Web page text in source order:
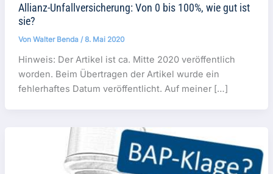
Allianz-Unfallversicherung: Von 0 bis 100%, wie gut ist
sie?
Von Walter Benda /8. Mai 2020
Hinweis: Der Artikel ist ca. Mitte 2020 veröffentlich
worden. Beim Übertragen der Artikel wurde ein
fehlerhaftes Datum veröffentlicht. Auf meiner […]